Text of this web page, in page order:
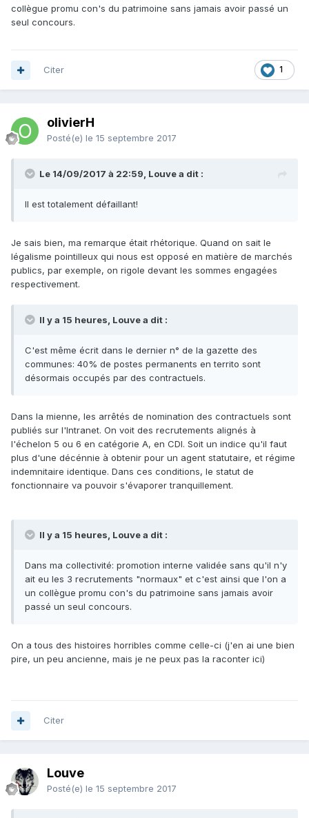
collègue promu con's du patrimoine sans jamais avoir passé un
seul concours.
1
Citer
olivierH
Posté(e) le 15 septembre 2017
Le 14/09/2017 à 22:59, Louve a dit :
Il est totalement défaillant!
Je sais bien, ma remarque était rhétorique. Quand on sait le
légalisme pointilleux qui nous est opposé en matière de marchés
publics, par exemple, on rigole devant les sommes engagées
respectivement.
Il y a 15 heures, Louve a dit :
C'est même écrit dans le dernier n° de la gazette des
communes: 40% de postes permanents en territo sont
désormais occupés par des contractuels.
Dans la mienne, les arrêtés de nomination des contractuels sont
publiés sur l'Intranet. On voit des recrutements alignés à
l'échelon 5 ou 6 en catégorie A, en CDI. Soit un indice qu'il faut
plus d'une décénnie à obtenir pour un agent statutaire, et régime
indemnitaire identique. Dans ces conditions, le statut de
fonctionnaire va pouvoir s'évaporer tranquillement.
Il y a 15 heures, Louve a dit :
Dans ma collectivité: promotion interne validée sans qu'il n'y
ait eu les 3 recrutements "normaux" et c'est ainsi que l'on a
un collègue promu con's du patrimoine sans jamais avoir
passé un seul concours.
On a tous des histoires horribles comme celle-ci (j'en ai une bien
pire, un peu ancienne, mais je ne peux pas la raconter ici)
Citer
Louve
Posté(e) le 15 septembre 2017